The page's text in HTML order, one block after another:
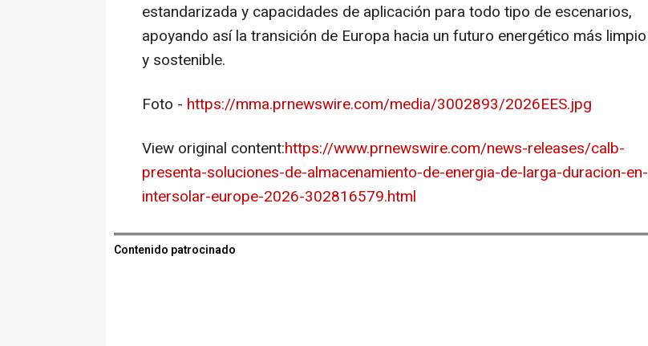
estandarizada y capacidades de aplicación para todo tipo de escenarios,
apoyando así la transición de Europa hacia un futuro energético más limpio
y sostenible.
Foto - https://mma.prnewswire.com/media/3002893/2026EES.jpg
View original content:https://www.prnewswire.com/news-releases/calb-
presenta-soluciones-de-almacenamiento-de-energia-de-larga-duracion-en-
intersolar-europe-2026-302816579.html
Contenido patrocinado